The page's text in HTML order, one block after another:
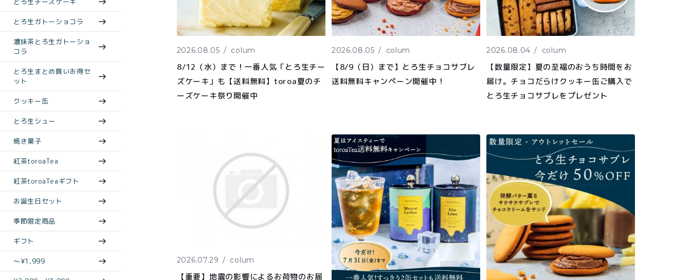
2026.08.05 colum
8/12（水）まで！一番人気「とろ生チー
ズケーキ」も【送料無料】toroa夏のチ
ーズケーキ祭り開催中
2026.08.05 colum
【8/9（日）まで】とろ生チョコサブレ
送料無料キャンペーン開催中！
2026.08.04 colum
【数量限定】夏の至福のおうち時間をお
届け。チョコだらけクッキー缶ご購入で
とろ生チョコサブレをプレゼント
2026.07.29 colum
【重要】地震の影響によるお荷物のお届
とろ生ガトーショコラ
濃抹茶とろ生ガトーショ
コラ
とろ生まとめ買いお得セ
ット
クッキー缶
とろ生シュー
焼き菓子
紅茶toroaTea
紅茶toroaTeaギフト
お誕生日セット
季節限定商品
ギフト
〜¥1,999